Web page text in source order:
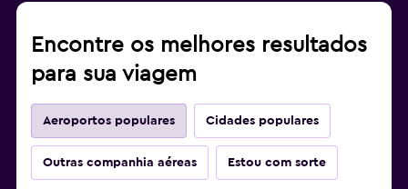
Encontre os melhores resultados
para sua viagem
Aeroportos populares Cidades populares
Outras companhia aéreas Estou com sorte